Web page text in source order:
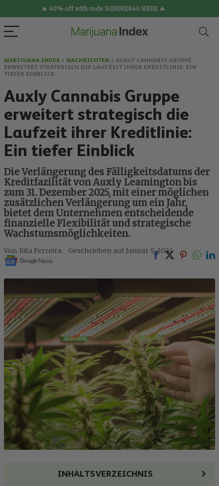
🔥 40% off with code SUMMER40 HERE 🔥
MARIJUANA INDEX > NACHRICHTEN > AUXLY CANNABIS GRUPPE
ERWEITERT STRATEGISCH DIE LAUFZEIT IHRER KREDITLINIE: EIN
TIEFER EINBLICK
Auxly Cannabis Gruppe
erweitert strategisch die
Laufzeit ihrer Kreditlinie:
Ein tiefer Einblick
Die Verlängerung des Fälligkeitsdatums der
Kreditfazilität von Auxly Leamington bis
zum 31. Dezember 2025, mit einer möglichen
zusätzlichen Verlängerung um ein Jahr,
bietet dem Unternehmen entscheidende
finanzielle Flexibilität und strategische
Wachstumsmöglichkeiten.
Rita Ferreira Januar 9, 2024
INHALTSVERZEICHNIS